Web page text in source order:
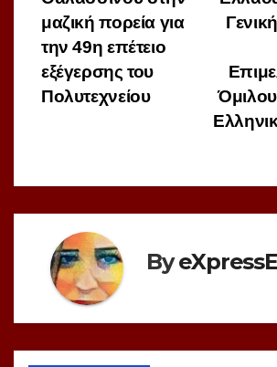
μαζική πορεία για
την 49η επέτειο
εξέγερσης του
Πολυτεχνείου
By